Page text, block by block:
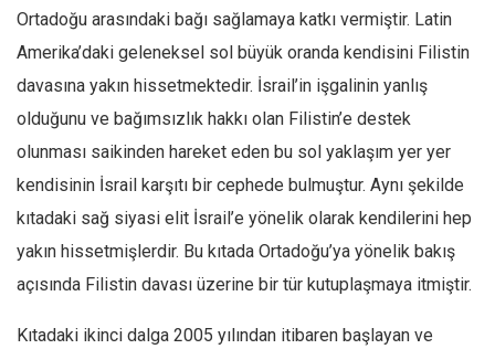
Ortadoğu arasındaki bağı sağlamaya katkı vermiştir. Latin
Amerika’daki geleneksel sol büyük oranda kendisini Filistin
davasına yakın hissetmektedir. İsrail’in işgalinin yanlış
olduğunu ve bağımsızlık hakkı olan Filistin’e destek
olunması saikinden hareket eden bu sol yaklaşım yer yer
kendisinin İsrail karşıtı bir cephede bulmuştur. Aynı şekilde
kıtadaki sağ siyasi elit İsrail’e yönelik olarak kendilerini hep
yakın hissetmişlerdir. Bu kıtada Ortadoğu’ya yönelik bakış
açısında Filistin davası üzerine bir tür kutuplaşmaya itmiştir.
Kıtadaki ikinci dalga 2005 yılından itibaren başlayan ve